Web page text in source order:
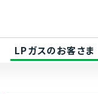
LPガスのお客さま